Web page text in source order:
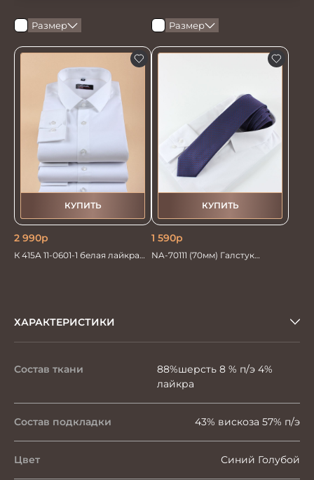
Размер
КУПИТЬ
2 990р
К 415А 11-0601-1 белая лайкра
Размер
КУПИТЬ
1 590р
NA-70111 (70мм) Галстук
ХАРАКТЕРИСТИКИ
Состав ткани
88%шерсть 8 % п/э 4%
лайкра
Состав подкладки 43% вискоза 57% п/э
Цвет Синий Голубой